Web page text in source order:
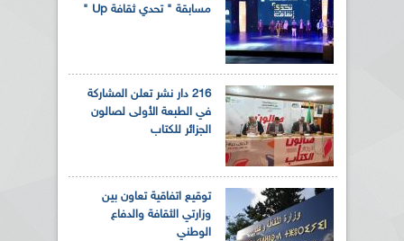
مسابقة " تحدي ثقافة Up "
216 دار نشر تعلن المشاركة
في الطبعة الأولى لصالون
الجزائر للكتاب
توقيع اتفاقية تعاون بين
وزارتي الثقافة والدفاع
الوطني